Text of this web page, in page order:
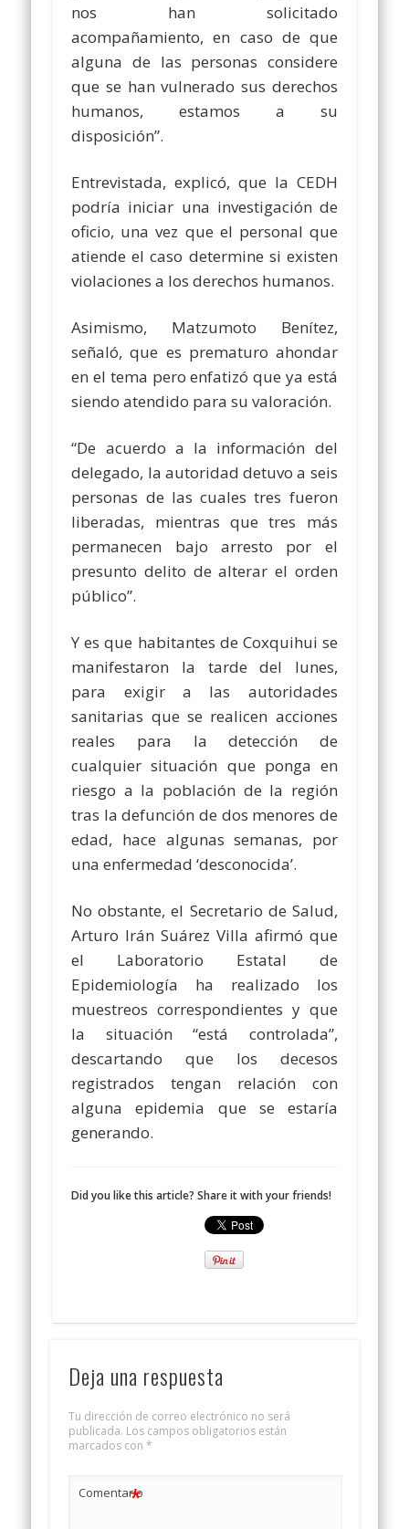
nos han solicitado
acompañamiento, en caso de que
alguna de las personas considere
que se han vulnerado sus derechos
humanos, estamos a su
disposición”.
Entrevistada, explicó, que la CEDH
podría iniciar una investigación de
oficio, una vez que el personal que
atiende el caso determine si existen
violaciones a los derechos humanos.
Asimismo, Matzumoto Benítez,
señaló, que es prematuro ahondar
en el tema pero enfatizó que ya está
siendo atendido para su valoración.
“De acuerdo a la información del
delegado, la autoridad detuvo a seis
personas de las cuales tres fueron
liberadas, mientras que tres más
permanecen bajo arresto por el
presunto delito de alterar el orden
público”.
Y es que habitantes de Coxquihui se
manifestaron la tarde del lunes,
para exigir a las autoridades
sanitarias que se realicen acciones
reales para la detección de
cualquier situación que ponga en
riesgo a la población de la región
tras la defunción de dos menores de
edad, hace algunas semanas, por
una enfermedad ‘desconocida’.
No obstante, el Secretario de Salud,
Arturo Irán Suárez Villa afirmó que
el Laboratorio Estatal de
Epidemiología ha realizado los
muestreos correspondientes y que
la situación “está controlada”,
descartando que los decesos
registrados tengan relación con
alguna epidemia que se estaría
generando.
Did you like this article? Share it with your friends!
Deja una respuesta
Tu dirección de correo electrónico no será
publicada. Los campos obligatorios están
marcados con *
Comentario
*